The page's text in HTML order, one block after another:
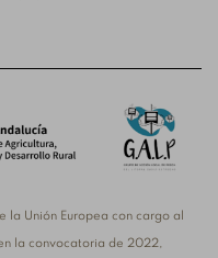
la Unión Europea con cargo al
la convocatoria de 2022,